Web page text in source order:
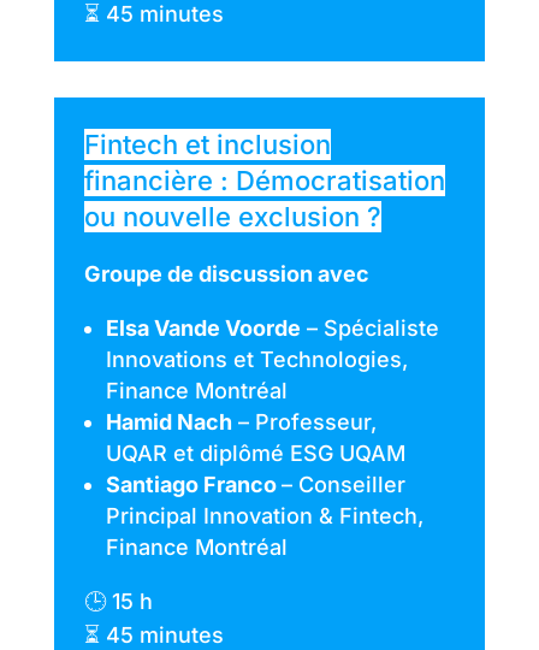
⏳ 45 minutes
Fintech et inclusion
financière : Démocratisation
ou nouvelle exclusion ?
Groupe de discussion avec
Elsa Vande Voorde – Spécialiste
Innovations et Technologies,
Finance Montréal
Hamid Nach – Professeur,
UQAR et diplômé ESG UQAM
Santiago Franco– Conseiller
Principal Innovation & Fintech,
Finance Montréal
🕒 15 h
⏳ 45 minutes